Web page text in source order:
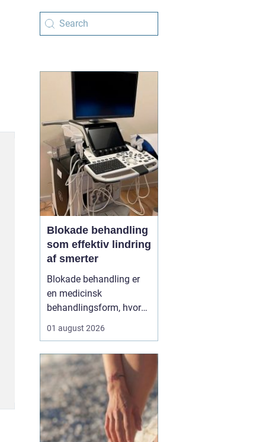
Blokade behandling
som effektiv lindring
af smerter
Blokade behandling er
en medicinsk
behandlingsform, hvor
målrettet indsprøjtning
eventuelt
binyrebarkhormon tæt
på en nerve eller i et led
for at dæmpe smerter og
inflammation.
Behandlingen bliver ofte
01 august 2026